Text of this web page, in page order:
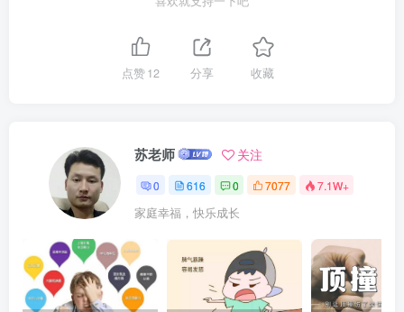
点赞12 分享 收藏
苏老师 关注
0 616 0 7077 7.1W+
家庭幸福，快乐成长